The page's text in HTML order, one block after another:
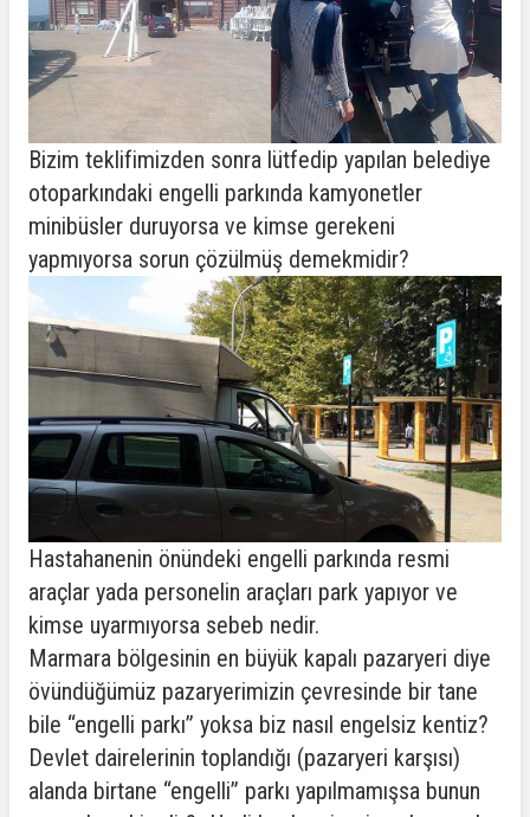
Bizim teklifimizden sonra lütfedip yapılan belediye
otoparkındaki engelli parkında kamyonetler
minibüsler duruyorsa ve kimse gerekeni
yapmıyorsa sorun çözülmüş demekmidir?
Hastahanenin önündeki engelli parkında resmi
araçlar yada personelin araçları park yapıyor ve
kimse uyarmıyorsa sebeb nedir.
Marmara bölgesinin en büyük kapalı pazaryeri diye
övündüğümüz pazaryerimizin çevresinde bir tane
bile “engelli parkı” yoksa biz nasıl engelsiz kentiz?
Devlet dairelerinin toplandığı (pazaryeri karşısı)
alanda birtane “engelli” parkı yapılmamışsa bunun